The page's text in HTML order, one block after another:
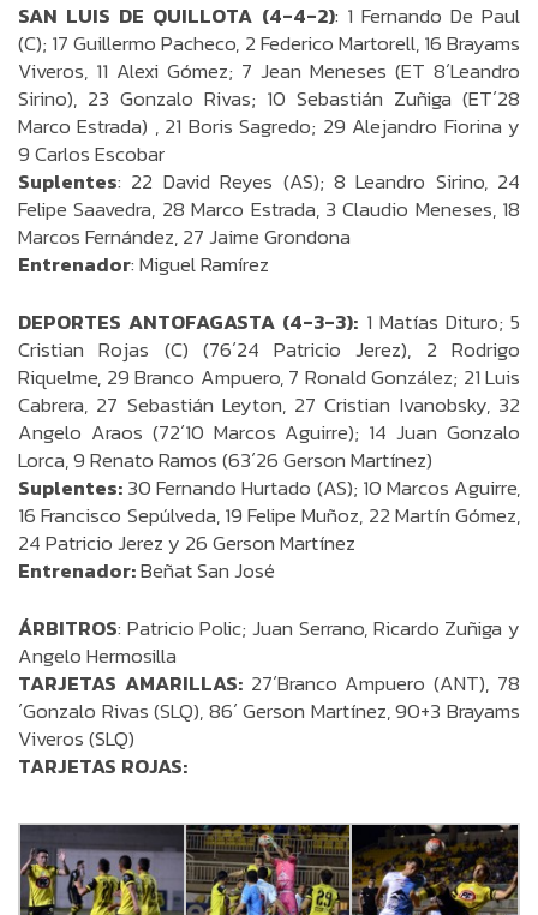
SAN LUIS DE QUILLOTA (4-4-2): 1 Fernando De Paul
(C); 17 Guillermo Pacheco, 2 Federico Martorell, 16 Brayams
Viveros, 11 Alexi Gómez; 7 Jean Meneses (ET 8´Leandro
Sirino), 23 Gonzalo Rivas; 10 Sebastián Zuñiga (ET´28
Marco Estrada) , 21 Boris Sagredo; 29 Alejandro Fiorina y
9 Carlos Escobar
Suplentes: 22 David Reyes (AS); 8 Leandro Sirino, 24
Felipe Saavedra, 28 Marco Estrada, 3 Claudio Meneses, 18
Marcos Fernández, 27 Jaime Grondona
Entrenador: Miguel Ramírez
DEPORTES ANTOFAGASTA (4-3-3): 1 Matías Dituro; 5
Cristian Rojas (C) (76´24 Patricio Jerez), 2 Rodrigo
Riquelme, 29 Branco Ampuero, 7 Ronald González; 21 Luis
Cabrera, 27 Sebastián Leyton, 27 Cristian Ivanobsky, 32
Angelo Araos (72´10 Marcos Aguirre); 14 Juan Gonzalo
Lorca, 9 Renato Ramos (63´26 Gerson Martínez)
Suplentes: 30 Fernando Hurtado (AS); 10 Marcos Aguirre,
16 Francisco Sepúlveda, 19 Felipe Muñoz, 22 Martín Gómez,
24 Patricio Jerez y 26 Gerson Martínez
Entrenador:Beñat San José
ÁRBITROS: Patricio Polic; Juan Serrano, Ricardo Zuñiga y
Angelo Hermosilla
TARJETAS AMARILLAS: 27´Branco Ampuero (ANT), 78
´Gonzalo Rivas (SLQ), 86´ Gerson Martínez, 90+3 Brayams
Viveros (SLQ)
TARJETAS ROJAS: